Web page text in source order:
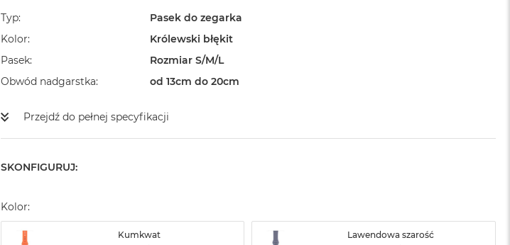
Typ
Pasek do zegarka
Kolor
Królewski błękit
Pasek
Rozmiar S/M/L
Obwód nadgarstka
od 13cm do 20cm
Przejdź do pełnej specyfikacji
SKONFIGURUJ:
Kolor:
Kumkwat Lawendowa szarość